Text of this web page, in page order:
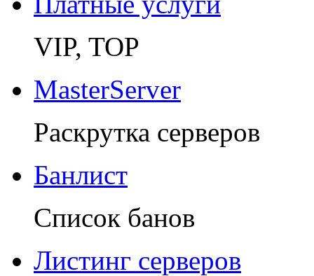
VIP, TOP
MasterServer
Раскрутка серверов
Банлист
Список банов
Листинг серверов